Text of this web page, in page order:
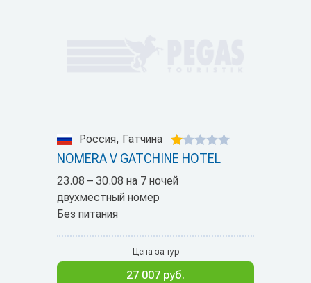
Россия, Гатчина
NOMERA V GATCHINE HOTEL
23.08 – 30.08 на 7 ночей
двухместный номер
Без питания
Цена за тур
27 007 руб.